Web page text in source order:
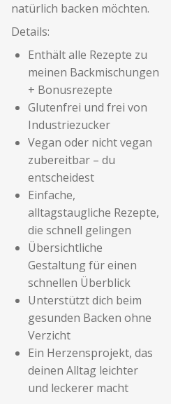
natürlich backen möchten.
Details:
Enthält alle Rezepte zu
meinen Backmischungen
+ Bonusrezepte
Glutenfrei und frei von
Industriezucker
Vegan oder nicht vegan
zubereitbar – du
entscheidest
Einfache,
alltagstaugliche Rezepte,
die schnell gelingen
Übersichtliche
Gestaltung für einen
schnellen Überblick
Unterstützt dich beim
gesunden Backen ohne
Verzicht
Ein Herzensprojekt, das
deinen Alltag leichter
und leckerer macht